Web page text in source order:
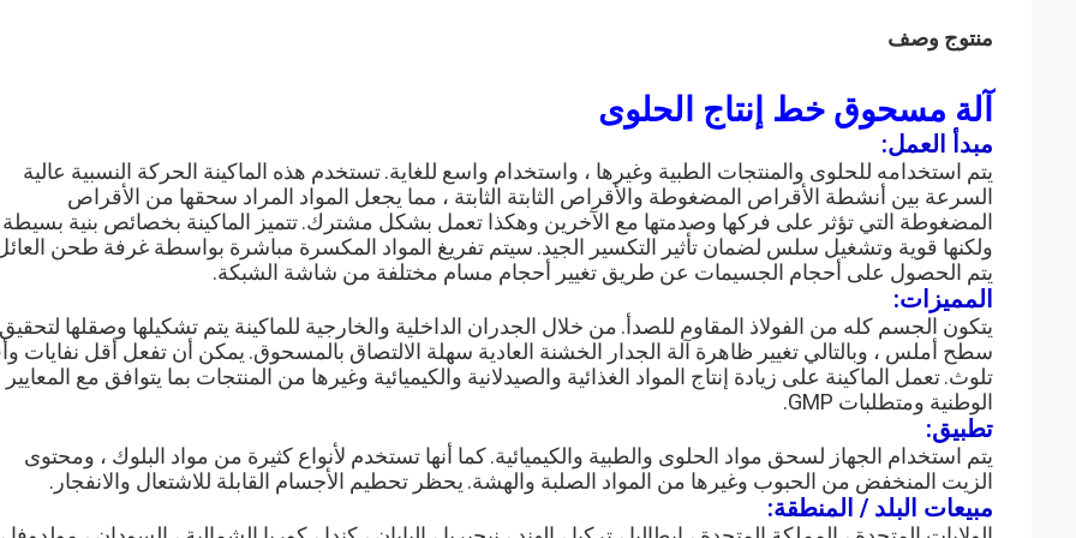
منتوج وصف
آلة مسحوق خط إنتاج الحلوى
مبدأ العمل:
يتم استخدامه للحلوى والمنتجات الطبية وغيرها ، واستخدام واسع للغاية.تستخدم هذه الماكينة الحركة النسبية عالية
السرعة بين أنشطة الأقراص المضغوطة والأقراص الثابتة الثابتة ، مما يجعل المواد المراد سحقها من الأقراص
المضغوطة التي تؤثر على فركها وصدمتها مع الآخرين وهكذا تعمل بشكل مشترك.تتميز الماكينة بخصائص بنية بسيطة
ولكنها قوية وتشغيل سلس لضمان تأثير التكسير الجيد. سيتم تفريغ المواد المكسرة مباشرة بواسطة غرفة طحن
يتم الحصول على أحجام الجسيمات عن طريق تغيير أحجام مسام مختلفة من شاشة الشبكة.
المميزات:
يتكون الجسم كله من الفولاذ المقاوم للصدأ. من خلال الجدران الداخلية والخارجية للماكينة يتم تشكيلها وصقلها لتحقيق
سطح أملس ، وبالتالي تغيير ظاهرة آلة الجدار الخشنة العادية سهلة الالتصاق بالمسحوق. يمكن أن تفعل أقل نفايات
تلوث.تعمل الماكينة على زيادة إنتاج المواد الغذائية والصيدلانية والكيميائية وغيرها من المنتجات بما يتوافق مع المعايير
الوطنية ومتطلبات GMP.
تطبيق:
يتم استخدام الجهاز لسحق مواد الحلوى والطبية والكيميائية.كما أنها تستخدم لأنواع كثيرة من مواد البلوك ، ومحتوى
الزيت المنخفض من الحبوب وغيرها من المواد الصلبة والهشة. يحظر تحطيم الأجسام القابلة للاشتعال والانفجار.
مبيعات البلد / المنطقة: